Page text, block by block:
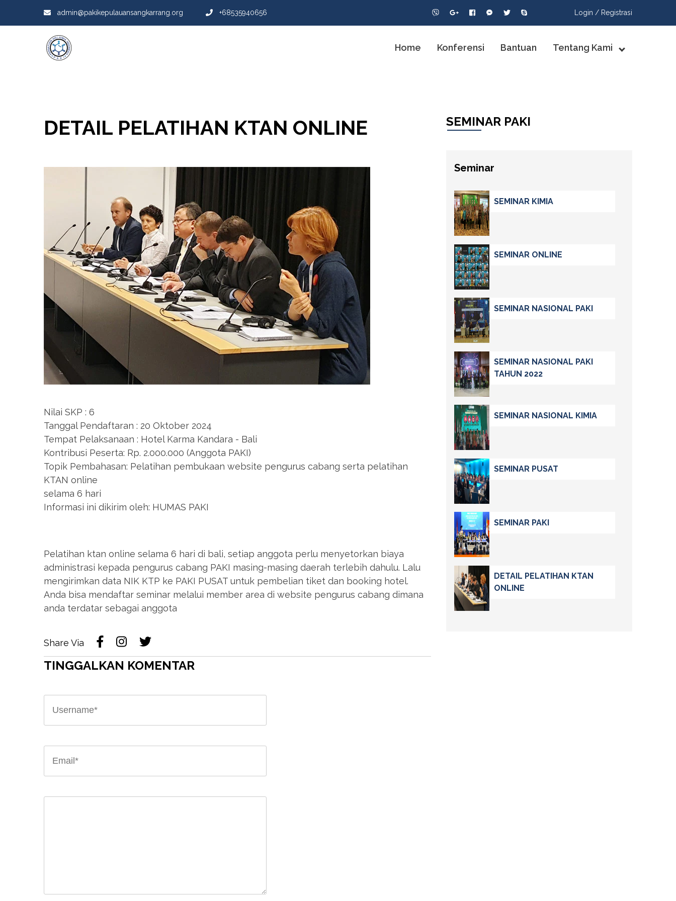
admin@pakikepulauansangkarrang.org +68535940656 Login / Registrasi
Home Konferensi Bantuan Tentang Kami
DETAIL PELATIHAN KTAN ONLINE
Nilai SKP : 6
Tanggal Pendaftaran : 20 Oktober 2024
Tempat Pelaksanaan : Hotel Karma Kandara - Bali
Kontribusi Peserta: Rp. 2.000.000 (Anggota PAKI)
Topik Pembahasan: Pelatihan pembukaan website pengurus cabang serta pelatihan
KTAN online
selama 6 hari
Informasi ini dikirim oleh: HUMAS PAKI
Pelatihan ktan online selama 6 hari di bali, setiap anggota perlu menyetorkan biaya
administrasi kepada pengurus cabang PAKI masing-masing daerah terlebih dahulu. Lalu
mengirimkan data NIK KTP ke PAKI PUSAT untuk pembelian tiket dan booking hotel.
Anda bisa mendaftar seminar melalui member area di website pengurus cabang dimana
anda terdatar sebagai anggota
Share Via
SEMINAR PAKI
Seminar
SEMINAR KIMIA
SEMINAR ONLINE
SEMINAR NASIONAL PAKI
SEMINAR NASIONAL PAKI
TAHUN 2022
SEMINAR NASIONAL KIMIA
SEMINAR PUSAT
SEMINAR PAKI
DETAIL PELATIHAN KTAN
ONLINE
TINGGALKAN KOMENTAR